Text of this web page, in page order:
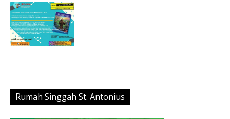
Rumah Singgah St. Antonius